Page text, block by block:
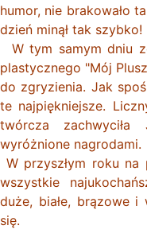
humor, nie brakowało
dzień minął tak szybko!
W tym samym dniu
plastycznego "Mój
do zgryzienia. Jak
te najpiękniejsze.
twórcza zachwyciła
wyróżnione nagrodami.
W przyszłym roku
wszystkie
duże, białe, brązowe
się.